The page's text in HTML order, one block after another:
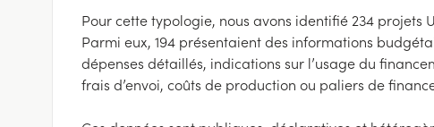
Pour cette typologie, nous avons identifié 234 projets
Parmi eux, 194 présentaient des informations
dépenses détaillés, indications sur l’usage du
frais d’envoi, coûts de production ou paliers de